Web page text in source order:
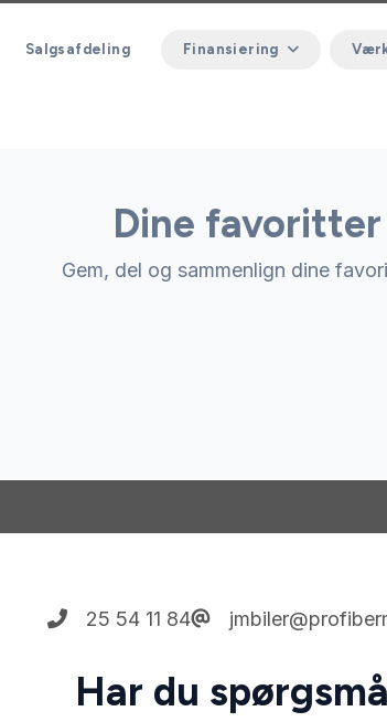
Salgsafdeling Finansiering
Dine favoritter
Gem, del og sammenlign dine
25 54 11 84
Har du